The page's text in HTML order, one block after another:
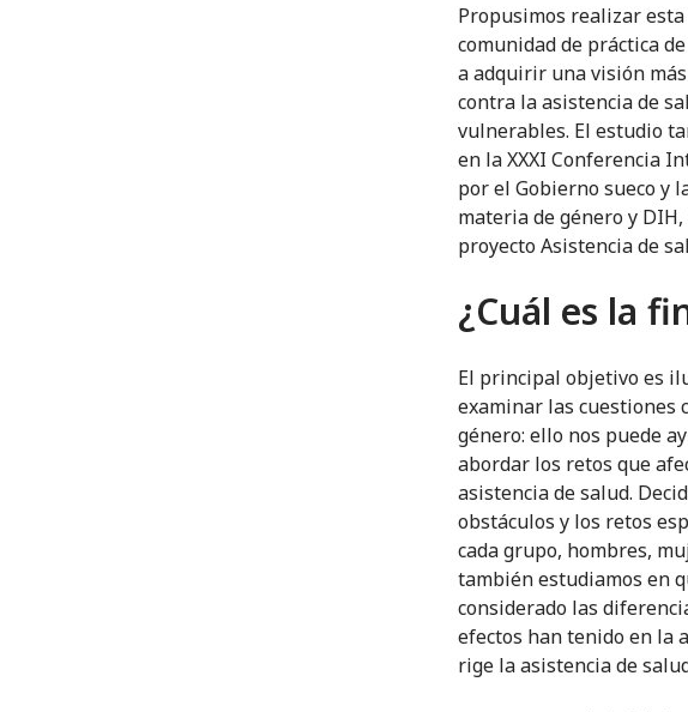
Propusimos realizar
comunidad de práctica
a adquirir una visión
contra la asistencia de
vulnerables. El estudio
en la XXXI Conferencia
por el Gobierno sueco y
materia de género y
proyecto Asistencia de
¿Cuál es la
El principal objetivo es
examinar las cuestiones
género: ello nos puede
abordar los retos que
asistencia de salud.
obstáculos y los retos
cada grupo, hombres,
también estudiamos en
considerado las
efectos han tenido en la
rige la asistencia de